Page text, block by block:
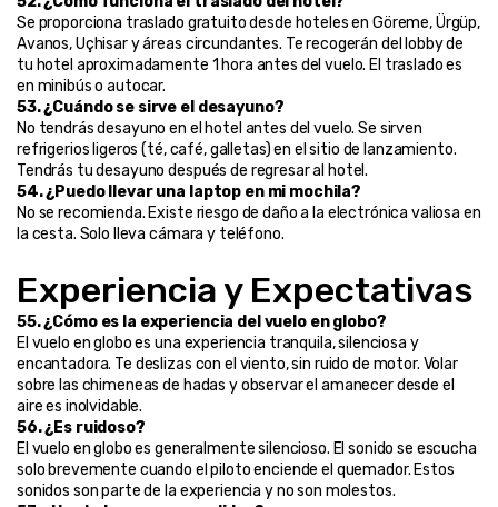
Se proporciona traslado gratuito desde hoteles en Göreme, Ürgüp,
Avanos, Uçhisar y áreas circundantes. Te recogerán del lobby de
tu hotel aproximadamente 1 hora antes del vuelo. El traslado es
en minibús o autocar.
53. ¿Cuándo se sirve el desayuno?
No tendrás desayuno en el hotel antes del vuelo. Se sirven
refrigerios ligeros (té, café, galletas) en el sitio de lanzamiento.
Tendrás tu desayuno después de regresar al hotel.
54. ¿Puedo llevar una laptop en mi mochila?
No se recomienda. Existe riesgo de daño a la electrónica valiosa en
la cesta. Solo lleva cámara y teléfono.
Experiencia y Expectativas
55. ¿Cómo es la experiencia del vuelo en globo?
El vuelo en globo es una experiencia tranquila, silenciosa y
encantadora. Te deslizas con el viento, sin ruido de motor. Volar
sobre las chimeneas de hadas y observar el amanecer desde el
aire es inolvidable.
56. ¿Es ruidoso?
El vuelo en globo es generalmente silencioso. El sonido se escucha
solo brevemente cuando el piloto enciende el quemador. Estos
sonidos son parte de la experiencia y no son molestos.